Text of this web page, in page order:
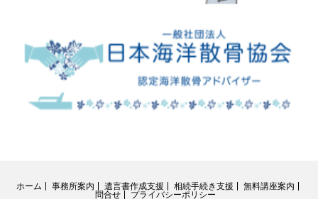
ホーム 事務所案内 遺言書作成支援 相続手続き支援
無料講座案内
問合せ
プライバシーポリシー